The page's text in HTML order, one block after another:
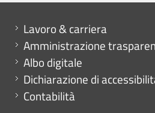
Mini menu di servizio
Lavoro & carriera
Amministrazione
Albo digitale
Dichiarazione di
Contabilità